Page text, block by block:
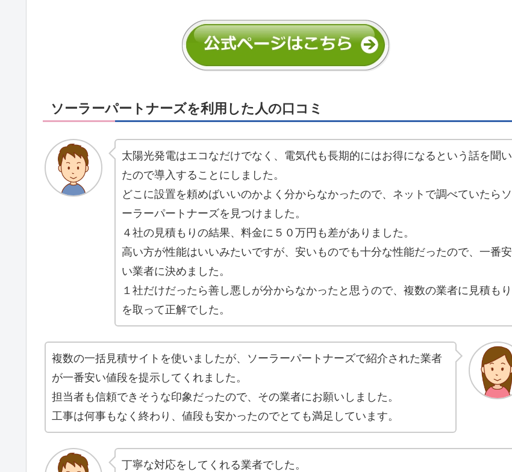
ソーラーパートナーズを利用した人の口コミ
太陽光発電はエコなだけでなく、電気代も長期的にはお得になるという話を聞い
たので導入することにしました。
どこに設置を頼めばいいのかよく分からなかったので、ネットで調べていたらソ
ーラーパートナーズを見つけました。
４社の見積もりの結果、料金に５０万円も差がありました。
高い方が性能はいいみたいですが、安いものでも十分な性能だったので、一番安
い業者に決めました。
１社だけだったら善し悪しが分からなかったと思うので、複数の業者に見積もり
を取って正解でした。
複数の一括見積サイトを使いましたが、ソーラーパートナーズで紹介された業者
が一番安い値段を提示してくれました。
担当者も信頼できそうな印象だったので、その業者にお願いしました。
工事は何事もなく終わり、値段も安かったのでとても満足しています。
丁寧な対応をしてくれる業者でした。